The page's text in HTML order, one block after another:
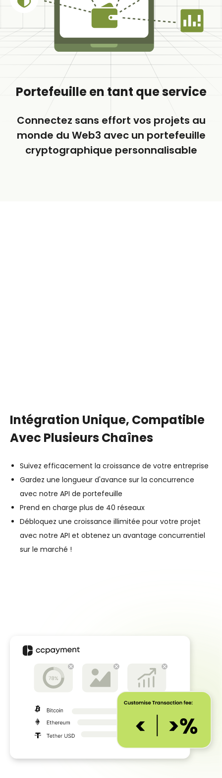
Portefeuille en tant que service
Connectez sans effort vos projets au
monde du Web3 avec un portefeuille
cryptographique personnalisable
Intégration Unique, Compatible
Avec Plusieurs Chaînes
Suivez efficacement la croissance de votre entreprise
Gardez une longueur d'avance sur la concurrence
avec notre API de portefeuille
Prend en charge plus de 40 réseaux
Débloquez une croissance illimitée pour votre projet
avec notre API et obtenez un avantage concurrentiel
sur le marché !